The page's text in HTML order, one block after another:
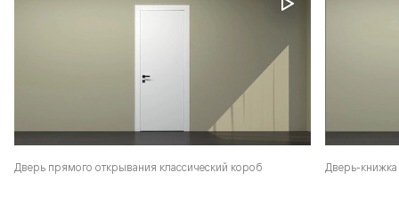
Дверь прямого открывания классический короб Дверь-